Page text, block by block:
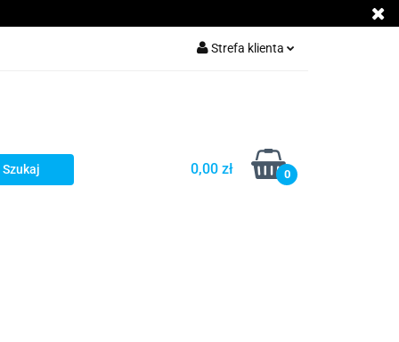
Strefa klienta
Dodaj zgłoszenie
Zgody cookies
0,00 zł 0